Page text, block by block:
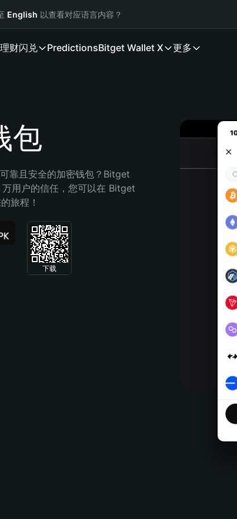
English 以查看对应语言内容？
理财闪兑 PredictionsBitget Wallet X 更多
包
靠且安全的加密钱包？Bitget
用户的信任，您可以在 Bitget
旅程！
下载